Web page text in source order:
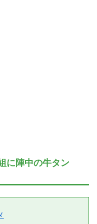
に陣中の牛タン